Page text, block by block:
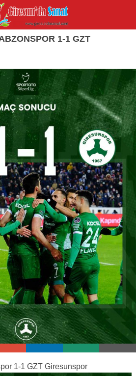
1-1 GZT
1-1 GZT Giresunspor